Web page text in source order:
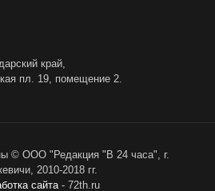
край,
пл. 19, помещение 2.
© ООО "Редакция "В 24 часа", г.
2010-2018 гг.
сайта- 72th.ru